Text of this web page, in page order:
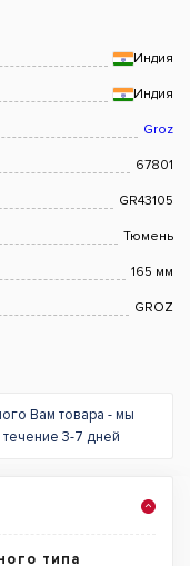
Индия
Индия
Groz
67801
GR43105
Тюмень
165 мм
GROZ
Вам товара - мы
3-7 дней
типа